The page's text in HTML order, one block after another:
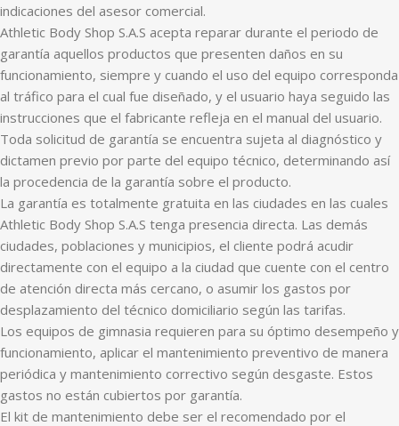
indicaciones del asesor comercial.
Athletic Body Shop S.A.S acepta reparar durante el periodo de
garantía aquellos productos que presenten daños en su
funcionamiento, siempre y cuando el uso del equipo corresponda
al tráfico para el cual fue diseñado, y el usuario haya seguido las
instrucciones que el fabricante refleja en el manual del usuario.
Toda solicitud de garantía se encuentra sujeta al diagnóstico y
dictamen previo por parte del equipo técnico, determinando así
la procedencia de la garantía sobre el producto.
La garantía es totalmente gratuita en las ciudades en las cuales
Athletic Body Shop S.A.S tenga presencia directa. Las demás
ciudades, poblaciones y municipios, el cliente podrá acudir
directamente con el equipo a la ciudad que cuente con el centro
de atención directa más cercano, o asumir los gastos por
desplazamiento del técnico domiciliario según las tarifas.
Los equipos de gimnasia requieren para su óptimo desempeño y
funcionamiento, aplicar el mantenimiento preventivo de manera
periódica y mantenimiento correctivo según desgaste. Estos
gastos no están cubiertos por garantía.
El kit de mantenimiento debe ser el recomendado por el